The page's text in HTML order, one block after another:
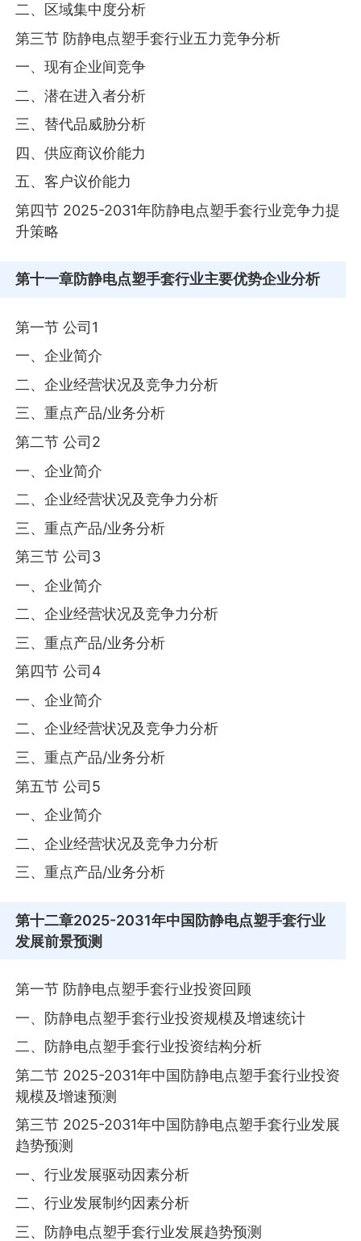
二、区域集中度分析
第三节 防静电点塑手套行业五力竞争分析
一、现有企业间竞争
二、潜在进入者分析
三、替代品威胁分析
四、供应商议价能力
五、客户议价能力
第四节 2025-2031年防静电点塑手套行业竞争力提
升策略
第十一章防静电点塑手套行业主要优势企业分析
第一节 公司1
一、企业简介
二、企业经营状况及竞争力分析
三、重点产品/业务分析
第二节 公司2
一、企业简介
二、企业经营状况及竞争力分析
三、重点产品/业务分析
第三节 公司3
一、企业简介
二、企业经营状况及竞争力分析
三、重点产品/业务分析
第四节 公司4
一、企业简介
二、企业经营状况及竞争力分析
三、重点产品/业务分析
第五节 公司5
一、企业简介
二、企业经营状况及竞争力分析
三、重点产品/业务分析
第十二章2025-2031年中国防静电点塑手套行业
发展前景预测
第一节 防静电点塑手套行业投资回顾
一、防静电点塑手套行业投资规模及增速统计
二、防静电点塑手套行业投资结构分析
第二节 2025-2031年中国防静电点塑手套行业投资
规模及增速预测
第三节 2025-2031年中国防静电点塑手套行业发展
趋势预测
一、行业发展驱动因素分析
二、行业发展制约因素分析
三、防静电点塑手套行业发展趋势预测